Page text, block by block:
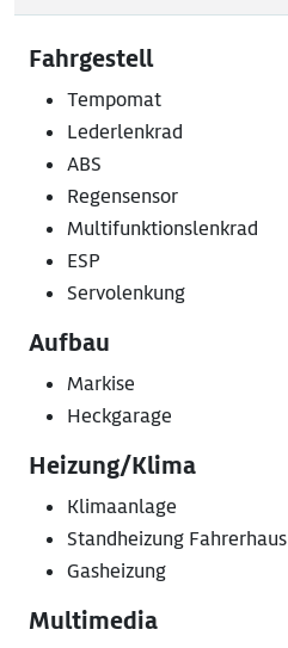
Fahrgestell
Tempomat
Lederlenkrad
ABS
Regensensor
Multifunktionslenkrad
ESP
Servolenkung
Aufbau
Markise
Heckgarage
Heizung/Klima
Klimaanlage
Standheizung Fahrerhaus
Gasheizung
Multimedia